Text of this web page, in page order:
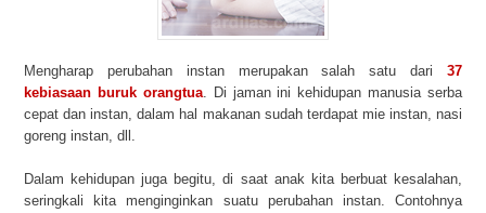
Mengharap perubahan instan merupakan salah satu dari 37
kebiasaan buruk orangtua. Di jaman ini kehidupan manusia serba
cepat dan instan, dalam hal makanan sudah terdapat mie instan, nasi
goreng instan, dll.
Dalam kehidupan juga begitu, di saat anak kita berbuat kesalahan,
seringkali kita menginginkan suatu perubahan instan. Contohnya